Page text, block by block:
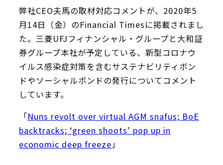
弊社CEO夫馬の取材対応コメントが、2020年5
月14日（金）のFinancial Timesに掲載されまし
た。三菱UFJフィナンシャル・グループと大和証
券グループ本社が予定している、新型コロナウ
イルス感染症対策を含むサステナビリティボン
ドやソーシャルボンドの発行についてコメント
しています。
「Nuns revolt over virtual AGM snafus; BoE
backtracks; ‘green shoots’ pop up in
economic deep freeze」